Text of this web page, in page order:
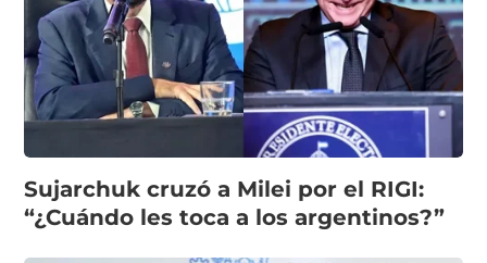
Sujarchuk cruzó a Milei por el RIGI:
“¿Cuándo les toca a los argentinos?”